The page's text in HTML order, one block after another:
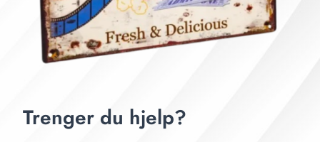
Trenger du hjelp?